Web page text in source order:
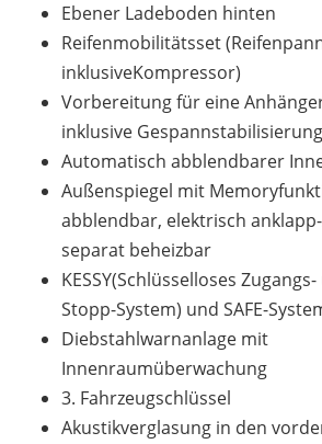
Ebener Ladeboden hinten
Reifenmobilitätsset
inklusiveKompressor)
Vorbereitung für eine
inklusive Gespannstabilisierung
Automatisch abblendbarer
Außenspiegel mit
abblendbar, elektrisch
separat beheizbar
KESSY(Schlüsselloses
Stopp-System) und SAFE-
Diebstahlwarnanlage mit
Innenraumüberwachung
3. Fahrzeugschlüssel
Akustikverglasung in den